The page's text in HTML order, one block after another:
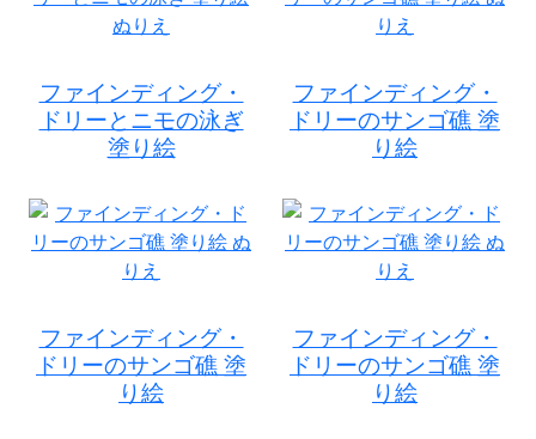
ファインディング・
ドリーとニモの泳ぎ
塗り絵
ファインディング・
ドリーのサンゴ礁 塗
り絵
ファインディング・
ドリーのサンゴ礁 塗
り絵
ファインディング・
ドリーのサンゴ礁 塗
り絵